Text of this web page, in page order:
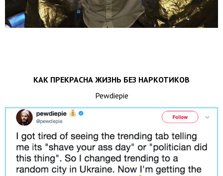
КАК ПРЕКРАСНА ЖИЗНЬ БЕЗ НАРКОТИКОВ
Pewdiepie